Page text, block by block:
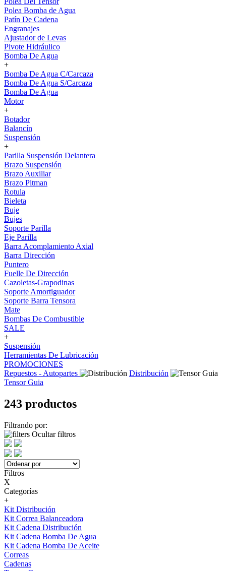
Polea Bomba de Agua
Patín De Cadena
Engranajes
Ajustador de Levas
Pivote Hidráulico
Bomba De Agua
+
Bomba De Agua C/Carcaza
Bomba De Agua S/Carcaza
Bomba De Agua
Motor
+
Botador
Balancín
Suspensión
+
Parilla Suspensión Delantera
Brazo Suspensión
Brazo Auxiliar
Brazo Pitman
Rotula
Bieleta
Buje
Bujes
Soporte Parilla
Eje Parilla
Barra Acomplamiento Axial
Barra Dirección
Puntero
Fuelle De Dirección
Cazoletas-Grapodinas
Soporte Amortiguador
Soporte Barra Tensora
Mate
Bombas De Combustible
SALE
+
Suspensión
Herramientas De Lubricación
PROMOCIONES
Repuestos - Autopartes
Distribución
Tensor Guia
243 productos
Filtrando por:
Ocultar filtros
Filtros
X
Categorías
+
Kit Distribución
Kit Correa Balanceadora
Kit Cadena Distribución
Kit Cadena Bomba De Agua
Kit Cadena Bomba De Aceite
Correas
Cadenas